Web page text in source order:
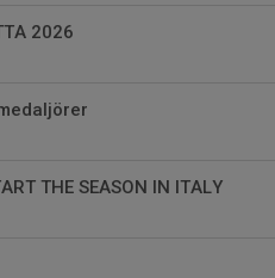
2026
THE SEASON IN ITALY